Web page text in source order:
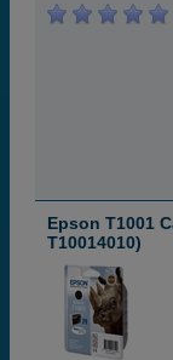
Epson T1001
T10014010)